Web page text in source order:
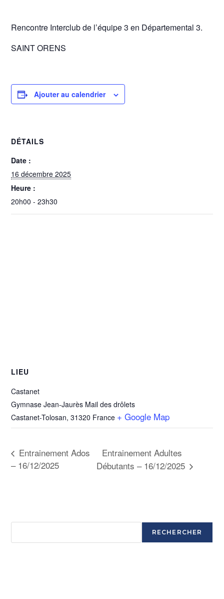
Rencontre Interclub de l’équipe 3 en Départemental 3.
SAINT ORENS
Ajouter au calendrier
DÉTAILS
Date :
16 décembre 2025
Heure :
20h00 - 23h30
LIEU
Castanet
Gymnase Jean-Jaurès Mail des drôlets
Castanet-Tolosan, 31320 France + Google Map
Entrainement Ados
– 16/12/2025
Entrainement Adultes
Débutants – 16/12/2025
RECHERCHER